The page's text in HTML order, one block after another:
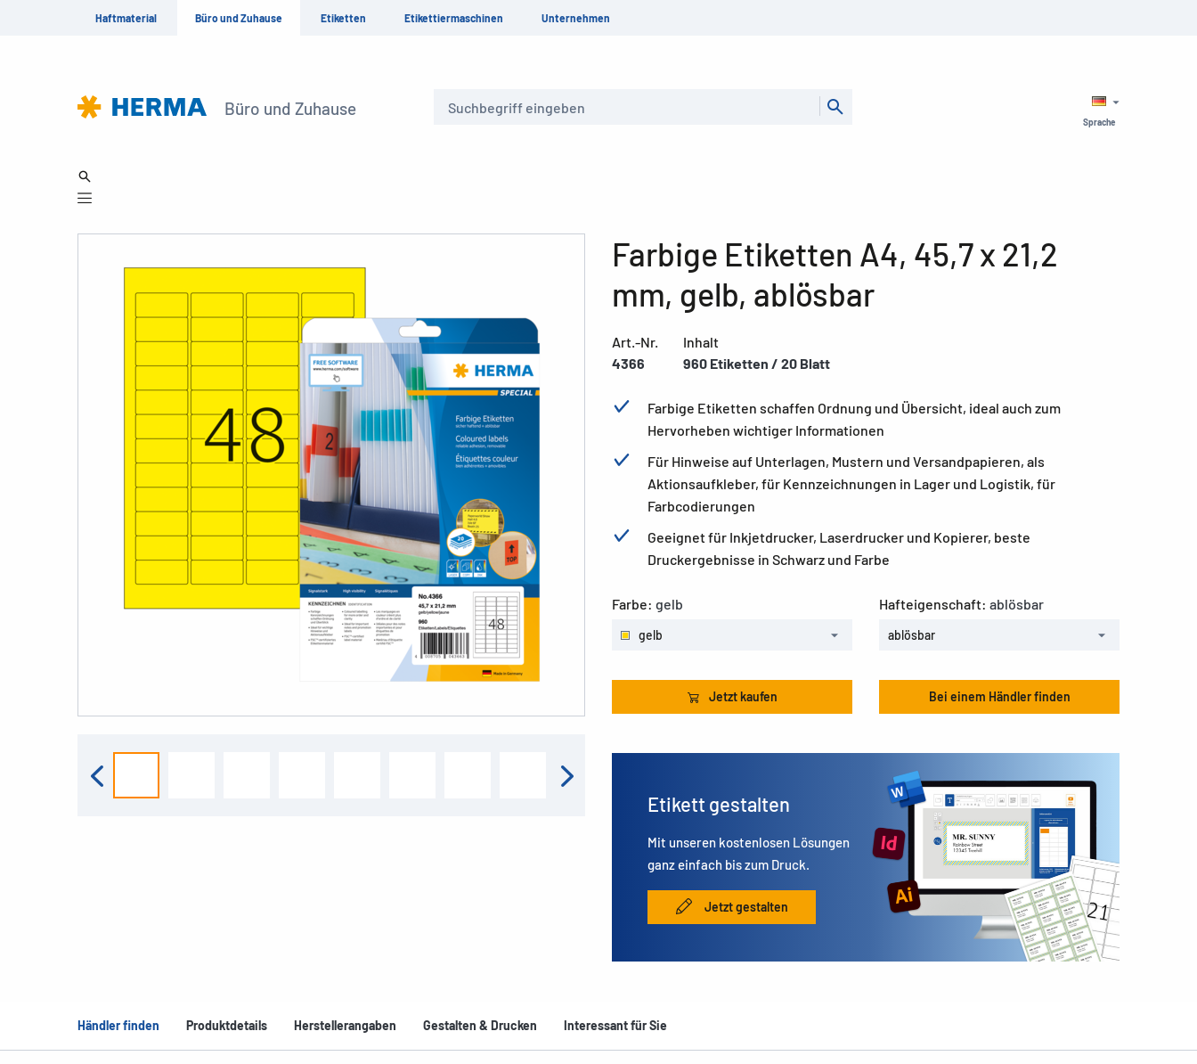
Haftmaterial Büro und Zuhause Etiketten Etikettiermaschinen Unternehmen
Büro und Zuhause
Sprache
Farbige Etiketten A4, 45,7 x 21,2
mm, gelb, ablösbar
Art.-Nr.
4366
Inhalt
960 Etiketten / 20 Blatt
Farbige Etiketten schaffen Ordnung und Übersicht, ideal auch zum
Hervorheben wichtiger Informationen
Für Hinweise auf Unterlagen, Mustern und Versandpapieren, als
Aktionsaufkleber, für Kennzeichnungen in Lager und Logistik, für
Farbcodierungen
Geeignet für Inkjetdrucker, Laserdrucker und Kopierer, beste
Druckergebnisse in Schwarz und Farbe
Farbe: gelb
gelb
Hafteigenschaft: ablösbar
ablösbar
Jetzt kaufen Bei einem Händler finden
Etikett gestalten
Mit unseren kostenlosen Lösungen
ganz einfach bis zum Druck.
Jetzt gestalten
Händler finden Produktdetails Herstellerangaben Gestalten & Drucken Interessant für Sie